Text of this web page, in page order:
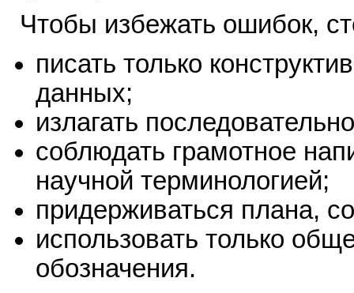
Чтобы избежать ошибок,
писать только
данных;
излагать
соблюдать грамотное
научной терминологией;
придерживаться плана,
использовать только
обозначения.